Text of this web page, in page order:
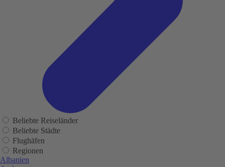
Beliebte Reiseländer
Beliebte Städte
Flughäfen
Regionen
Albanien